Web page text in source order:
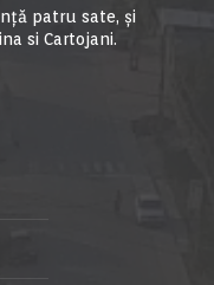
patru sate, și
si Cartojani.